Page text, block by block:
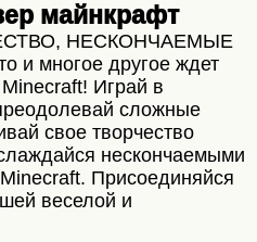
майнкрафт
НЕСКОНЧАЕМЫЕ
многое другое ждет
Играй в
сложные
свое творчество
нескончаемыми
Присоединяйся
веселой и